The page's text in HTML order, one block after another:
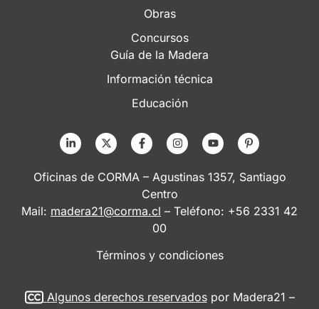
Obras
Concursos
Guía de la Madera
Información técnica
Educación
Oficinas de CORMA – Agustinas 1357, Santiago
Centro
Mail: madera21@corma.cl – Teléfono: +56 2331 42
00
Términos y condiciones
Algunos derechos reservadospor Madera21 –